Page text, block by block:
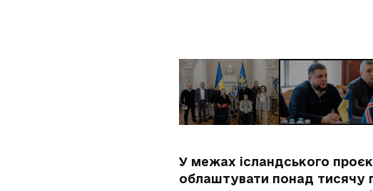
У межах ісландського
облаштувати понад тисячу